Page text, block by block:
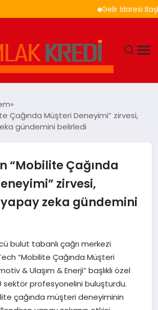
Gelir İdaresi
Çağında Müşteri Deneyimi” zirvesi,
gündemini belirledi
“Mobilite Çağında
zirvesi,
zeka gündemini
bulut tabanlı çağrı merkezi
“Mobilite Çağında Müşteri
& Ulaşım & Enerji” başlıklı özel
sektör profesyonelini buluşturdu.
çağında müşteri deneyiminin